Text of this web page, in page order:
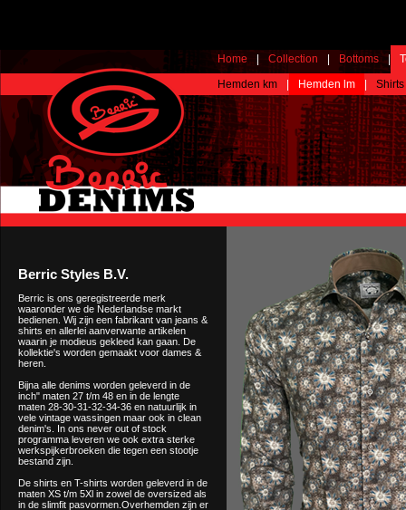
Home Collection Bottoms
Hemden km
Hemden lm
Berric Styles B.V.
Berric is ons geregistreerde merk
waaronder we de Nederlandse markt
bedienen. Wij zijn een fabrikant van jeans &
shirts en allerlei aanverwante artikelen
waarin je modieus gekleed kan gaan. De
kollektie's worden gemaakt voor dames &
heren.
Bijna alle denims worden geleverd in de
inch" maten 27 t/m 48 en in de lengte
maten 28-30-31-32-34-36 en natuurlijk in
vele vintage wassingen maar ook in clean
denim's. In ons never out of stock
programma leveren we ook extra sterke
werkspijkerbroeken die tegen een stootje
bestand zijn.
De shirts en T-shirts worden geleverd in de
maten XS t/m 5Xl in zowel de oversized als
in de slimfit pasvormen.Overhemden zijn er